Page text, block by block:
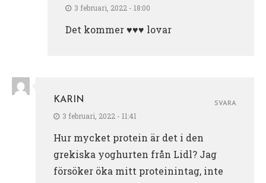
3 februari, 2022 - 18:00
Det kommer ♥️♥️♥️ lovar
KARIN
3 februari, 2022 - 11:41
Hur mycket protein är det i den
grekiska yoghurten från Lidl? Jag
försöker öka mitt proteinintag, inte
SVARA